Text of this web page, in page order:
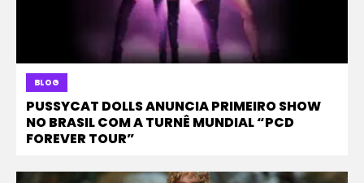
BLOG
PUSSYCAT DOLLS ANUNCIA PRIMEIRO SHOW
NO BRASIL COM A TURNÊ MUNDIAL “PCD
FOREVER TOUR”